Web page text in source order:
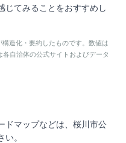
じてみることをおすすめし
造化・要約したものです。数値は
自治体の公式サイトおよびデータ
マップなどは、 桜川市公
。